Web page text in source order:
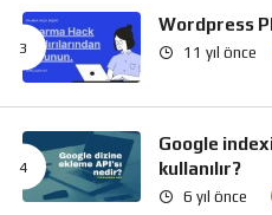
Wordpress
11 yıl önce
Google
kullanılır?
6 yıl önce